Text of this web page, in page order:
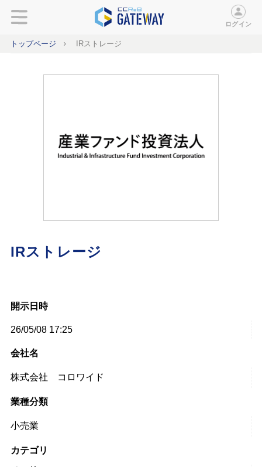
ログイン
トップページ IRストレージ
IRストレージ
開示日時
26/05/08 17:25
会社名
株式会社 コロワイド
業種分類
小売業
カテゴリ